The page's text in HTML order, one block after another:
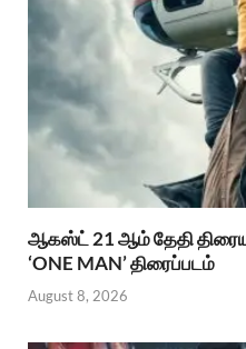
ஆகஸ்ட் 21 ஆம் தேதி
‘ONE MAN’ திரைப்படம்
August 8, 2026